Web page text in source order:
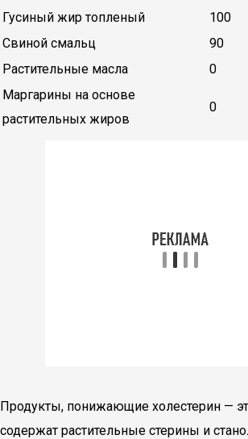
Гусиный жир топленый
100
Свиной смальц
90
Растительные масла
0
Маргарины на основе
растительных жиров
0
Продукты, понижающие холестерин —
содержат растительные стерины и